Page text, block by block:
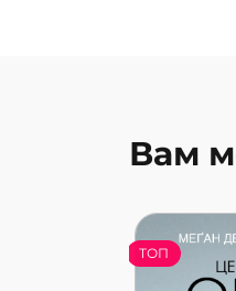
Щоб
знадобиться
Вам
ТОП